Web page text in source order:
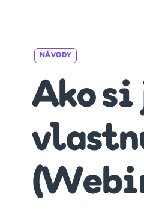
NÁVODY
Ako si